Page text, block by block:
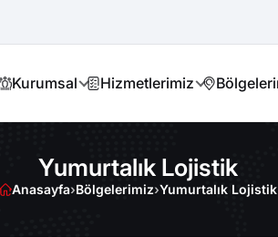
Kurumsal Hizmetlerimiz
Yumurtalık Lojistik
Anasayfa›Bölgelerimiz›Yumurtalık Lojistik